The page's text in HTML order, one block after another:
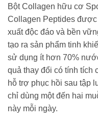
Bột Collagen hữu cơ
Collagen Peptides được
xuất độc đáo và bền
tạo ra sản phẩm tinh
sử dụng ít hơn 70%
quả thay đổi có tính tích
hỗ trợ phục hồi sau tập
chỉ dùng một đến hai
này mỗi ngày.